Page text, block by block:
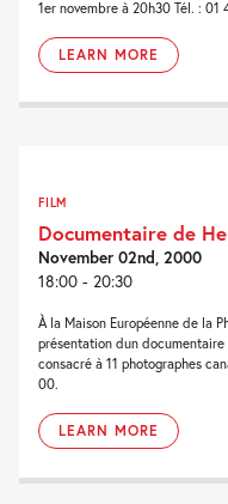
1er novembre à 20h30 Tél. : 01
LEARN MORE
FILM
Documentaire de
November 02nd, 2000
18:00 - 20:30
À la Maison Européenne de la
présentation dun
consacré à 11 photographes
00.
LEARN MORE